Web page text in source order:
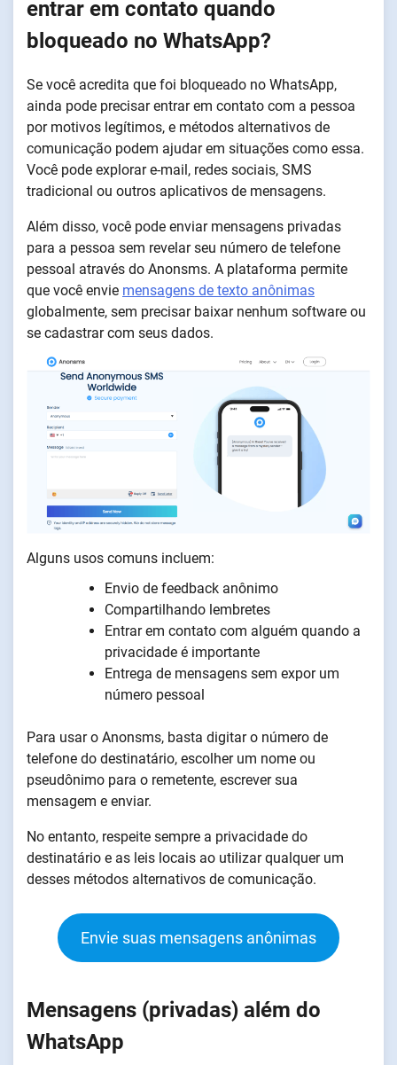
entrar em contato quando
bloqueado no WhatsApp?
Se você acredita que foi bloqueado no WhatsApp,
ainda pode precisar entrar em contato com a pessoa
por motivos legítimos, e métodos alternativos de
comunicação podem ajudar em situações como essa.
Você pode explorar e-mail, redes sociais, SMS
tradicional ou outros aplicativos de mensagens.
Além disso, você pode enviar mensagens privadas
para a pessoa sem revelar seu número de telefone
pessoal através do Anonsms. A plataforma permite
que você envie mensagens de texto anônimas
globalmente, sem precisar baixar nenhum software ou
se cadastrar com seus dados.
Alguns usos comuns incluem:
Envio de feedback anônimo
Compartilhando lembretes
Entrar em contato com alguém quando a
privacidade é importante
Entrega de mensagens sem expor um
número pessoal
Para usar o Anonsms, basta digitar o número de
telefone do destinatário, escolher um nome ou
pseudônimo para o remetente, escrever sua
mensagem e enviar.
No entanto, respeite sempre a privacidade do
destinatário e as leis locais ao utilizar qualquer um
desses métodos alternativos de comunicação.
Envie suas mensagens anônimas
Mensagens (privadas) além do
WhatsApp